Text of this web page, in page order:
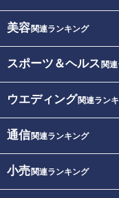
美容関連ランキング
スポーツ＆ヘルス 関
ウエディング関連ラン
通信関連ランキング
小売関連ランキング